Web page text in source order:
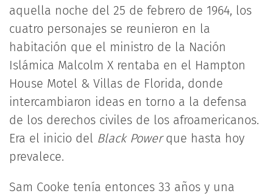
aquella noche del 25 de febrero de 1964, los
cuatro personajes se reunieron en la
habitación que el ministro de la Nación
Islámica Malcolm X rentaba en el Hampton
House Motel & Villas de Florida, donde
intercambiaron ideas en torno a la defensa
de los derechos civiles de los afroamericanos.
Era el inicio del Black Powerque hasta hoy
prevalece.
Sam Cooke tenía entonces 33 años y una